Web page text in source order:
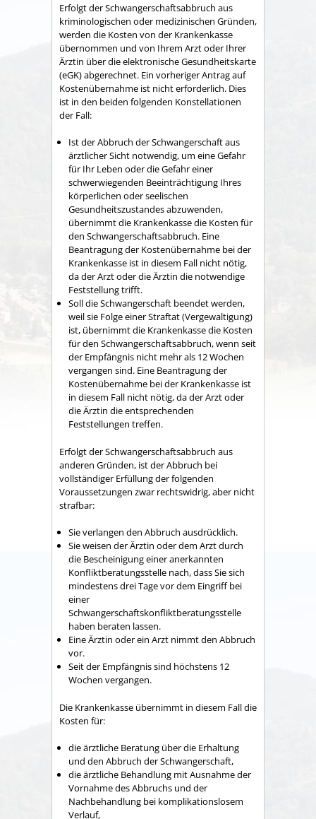
Erfolgt der Schwangerschaftsabbruch aus
kriminologischen oder medizinischen Gründen,
werden die Kosten von der Krankenkasse
übernommen und von Ihrem Arzt oder Ihrer
Ärztin über die elektronische Gesundheitskarte
(eGK) abgerechnet. Ein vorheriger Antrag auf
Kostenübernahme ist nicht erforderlich. Dies
ist in den beiden folgenden Konstellationen
der Fall:
Ist der Abbruch der Schwangerschaft aus
ärztlicher Sicht notwendig, um eine Gefahr
für Ihr Leben oder die Gefahr einer
schwerwiegenden Beeinträchtigung Ihres
körperlichen oder seelischen
Gesundheitszustandes abzuwenden,
übernimmt die Krankenkasse die Kosten für
den Schwangerschaftsabbruch. Eine
Beantragung der Kostenübernahme bei der
Krankenkasse ist in diesem Fall nicht nötig,
da der Arzt oder die Ärztin die notwendige
Feststellung trifft.
Soll die Schwangerschaft beendet werden,
weil sie Folge einer Straftat (Vergewaltigung)
ist, übernimmt die Krankenkasse die Kosten
für den Schwangerschaftsabbruch, wenn seit
der Empfängnis nicht mehr als 12 Wochen
vergangen sind. Eine Beantragung der
Kostenübernahme bei der Krankenkasse ist
in diesem Fall nicht nötig, da der Arzt oder
die Ärztin die entsprechenden
Feststellungen treffen.
Erfolgt der Schwangerschaftsabbruch aus
anderen Gründen, ist der Abbruch bei
vollständiger Erfüllung der folgenden
Voraussetzungen zwar rechtswidrig, aber nicht
strafbar:
Sie verlangen den Abbruch ausdrücklich.
Sie weisen der Ärztin oder dem Arzt durch
die Bescheinigung einer anerkannten
Konfliktberatungsstelle nach, dass Sie sich
mindestens drei Tage vor dem Eingriff bei
einer
Schwangerschaftskonfliktberatungsstelle
haben beraten lassen.
Eine Ärztin oder ein Arzt nimmt den Abbruch
vor.
Seit der Empfängnis sind höchstens 12
Wochen vergangen.
Die Krankenkasse übernimmt in diesem Fall die
Kosten für:
die ärztliche Beratung über die Erhaltung
und den Abbruch der Schwangerschaft,
die ärztliche Behandlung mit Ausnahme der
Vornahme des Abbruchs und der
Nachbehandlung bei komplikationslosem
Verlauf,